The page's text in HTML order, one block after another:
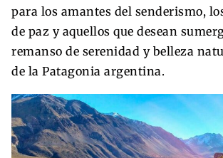
para los amantes del senderismo,
de paz y aquellos que desean
remanso de serenidad y belleza
de la Patagonia argentina.